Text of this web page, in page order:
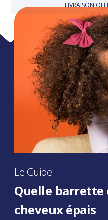
LIVRAISON
Le Guide
Quelle barrette
cheveux épais